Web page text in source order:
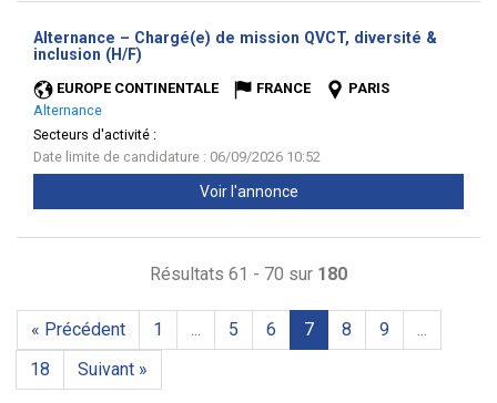
Alternance – Chargé(e) de mission QVCT, diversité &
inclusion (H/F)
EUROPE CONTINENTALE FRANCE
PARIS
Alternance
Secteurs d'activité :
Date limite de candidature : 06/09/2026 10:52
Voir l'annonce
Résultats 61 - 70 sur 180
« Précédent 1 ... 5 6 7 8 9
...
18
Suivant »